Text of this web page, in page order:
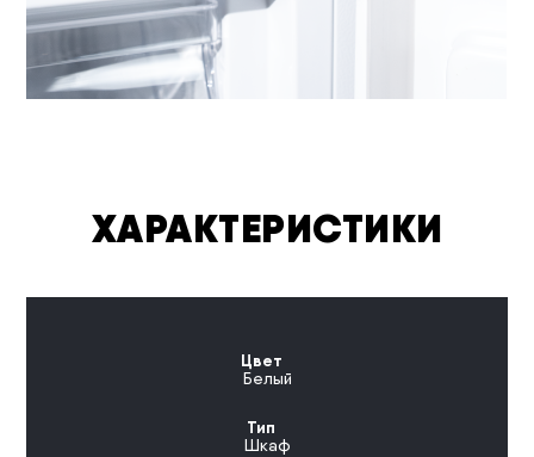
ХАРАКТЕРИСТИКИ
Цвет
Белый
Тип
Шкаф